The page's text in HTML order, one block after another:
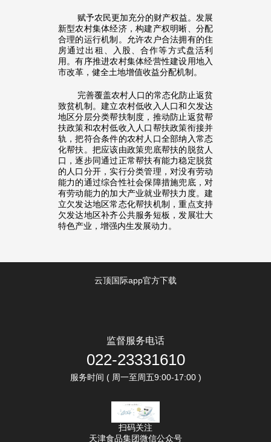
赋予农民更加充分的财产权益。发展
新型农村集体经济，构建产权明晰、分配
合理的运行机制。允许农户合法拥有的住
房通过出租、入股、合作等方式盘活利
用。有序推进农村集体经营性建设用地入
市改革，健全土地增值收益分配机制。
完善覆盖农村人口的常态化防止返贫
致贫机制。建立农村低收入人口和欠发达
地区分层分类帮扶制度，推动防止返贫帮
扶政策和农村低收入人口帮扶政策衔接并
轨，把符合条件的农村人口全部纳入常态
化帮扶。把应该由政策兜底帮扶的脱贫人
口，逐步同通过正常帮扶有能力稳定脱贫
的人口分开，实行分类管理，对没有劳动
能力的通过综合性社会保障措施兜底，对
有劳动能力的加大产业就业帮扶力度。建
立欠发达地区常态化帮扶机制，重点支持
欠发达地区补齐公共服务短板，发展壮大
特色产业，增强内生发展动力。
云顶国际app官方下载
监督服务电话
022-23331610
服务时间 ( 周一至周五9:00-17:00 )
扫码关注
天津食品集团微信公众号